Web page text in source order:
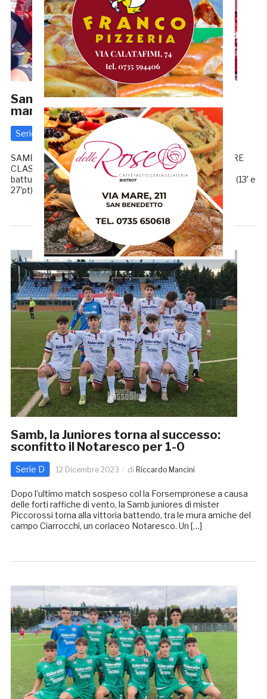
Samb, la Juniores vince ancora e
mantiene la vetta: 5-0 a L’Aquila
Serie D 31 Gennaio 2024 Riccardo Mancini
SAMB, ECCO EDOARDO ASCIOTI: UFFICIALE IL PORTIERE
CLASSE 2004 La Samb Juniores non si ferma più: L’Aquila
battuto con un rotondo 5-0 grazie alla doppietta di Collini (13′ e
27’pt), alla splendida conclusione diretta all’incrocio […]
Samb, la Juniores torna al successo:
sconfitto il Notaresco per 1-0
Serie D 12 Dicembre 2023 di Riccardo Mancini
Dopo l’ultimo match sospeso col la Forsempronese a causa
delle forti raffiche di vento, la Samb juniores di mister
Piccorossi torna alla vittoria battendo, tra le mura amiche del
campo Ciarrocchi, un coriaceo Notaresco. Un […]